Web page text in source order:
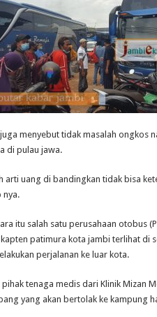
menyebut tidak masalah ongkos
di pulau jawa.
arti uang di bandingkan tidak bisa
nya.
itu salah satu perusahaan otobus
patimura kota jambi terlihat di
perjalanan ke luar kota.
pihak tenaga medis dari Klinik Mizan
yang akan bertolak ke kampung